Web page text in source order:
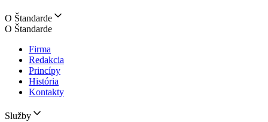
O Štandarde
O Štandarde
Firma
Redakcia
Princípy
História
Kontakty
Služby